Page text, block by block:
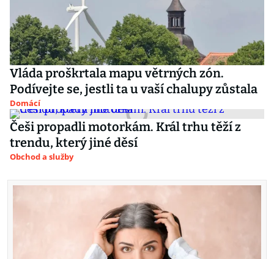
Vláda proškrtala mapu větrných zón.
Podívejte se, jestli ta u vaší chalupy zůstala
Domácí
Češi propadli motorkám. Král trhu těží z
trendu, který jiné děsí
Obchod a služby